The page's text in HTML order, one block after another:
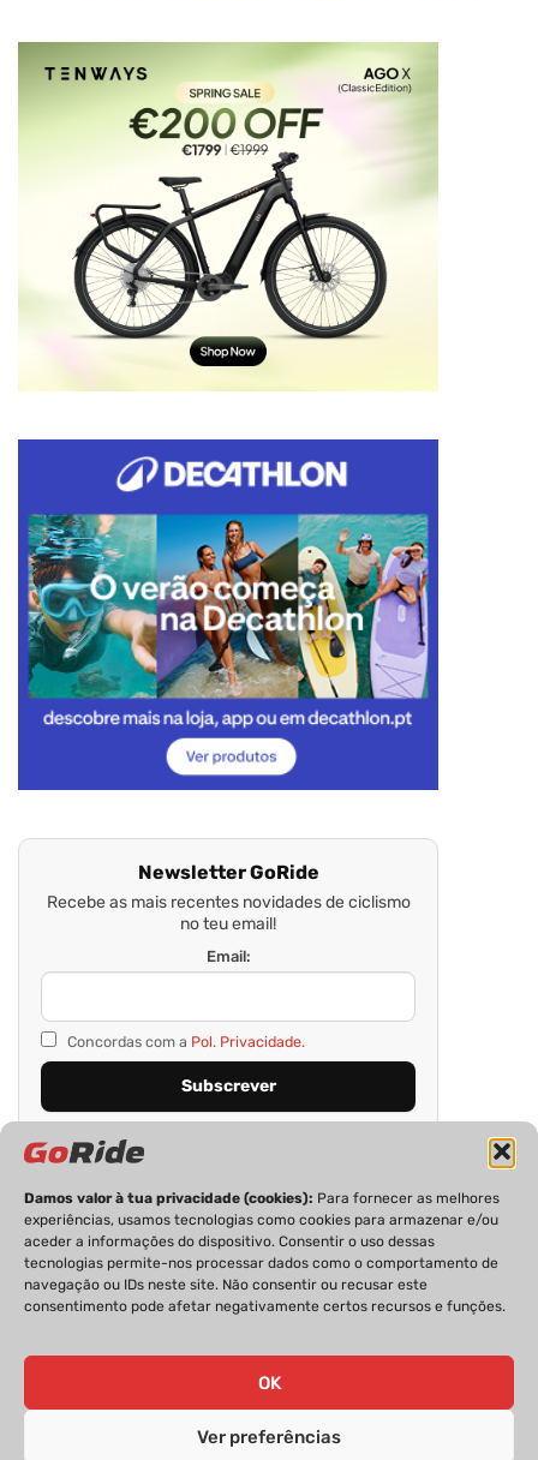
Damos valor à tua privacidade (cookies): Para fornecer as melhores
experiências, usamos tecnologias como cookies para armazenar e/ou
aceder a informações do dispositivo. Consentir o uso dessas
tecnologias permite-nos processar dados como o comportamento de
navegação ou IDs neste site. Não consentir ou recusar este
consentimento pode afetar negativamente certos recursos e funções.
OK
Ver preferências
Newsletter GoRide
Recebe as mais recentes novidades de ciclismo
no teu email!
Email:
Concordas com a Pol. Privacidade.
PRIVACIDADE FICHA TÉCNICA
ESTATUTO EDITORIAL